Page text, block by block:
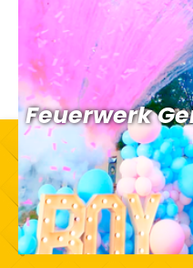
Feuerwerk